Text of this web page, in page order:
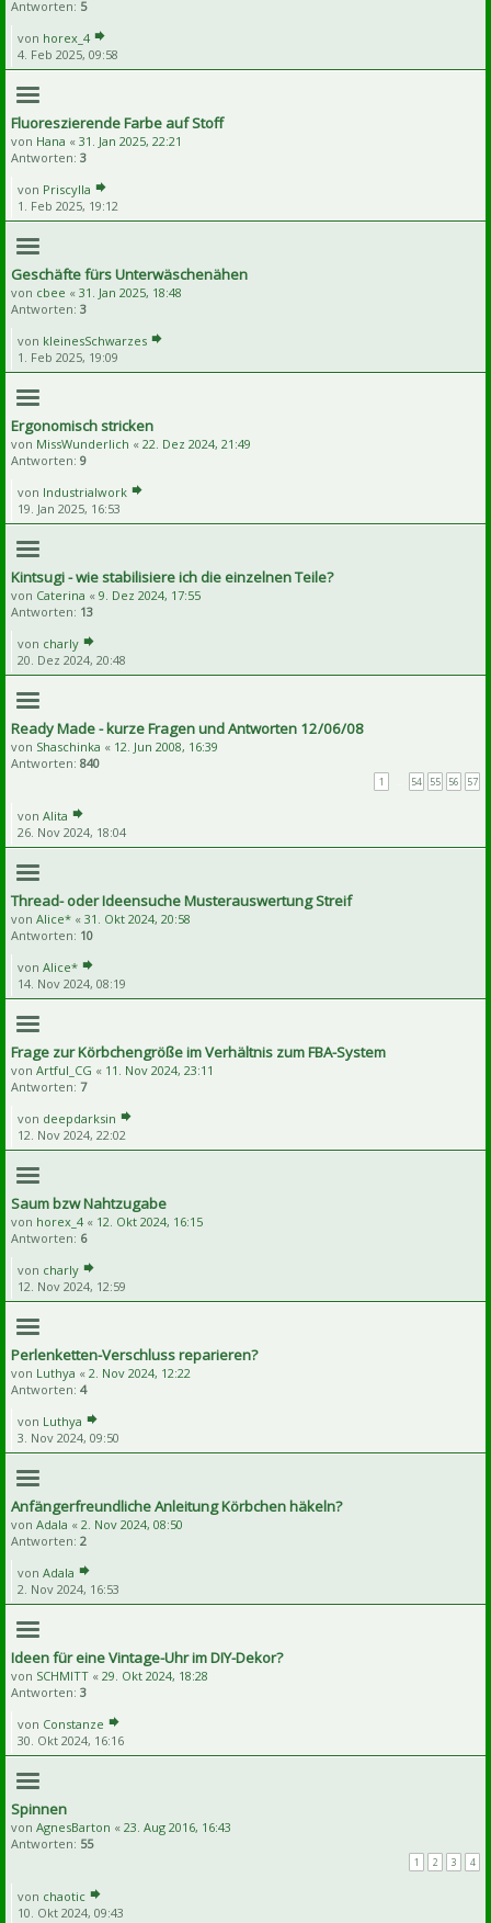
Antworten: 5
von horex_4
4. Feb 2025, 09:58
Fluoreszierende Farbe auf Stoff
von Hana « 31. Jan 2025, 22:21
Antworten: 3
von Priscylla
1. Feb 2025, 19:12
Geschäfte fürs Unterwäschenähen
von cbee « 31. Jan 2025, 18:48
Antworten: 3
von kleinesSchwarzes
1. Feb 2025, 19:09
Ergonomisch stricken
von MissWunderlich « 22. Dez 2024, 21:49
Antworten: 9
von Industrialwork
19. Jan 2025, 16:53
Kintsugi - wie stabilisiere ich die einzelnen Teile?
von Caterina « 9. Dez 2024, 17:55
Antworten: 13
von charly
20. Dez 2024, 20:48
Ready Made - kurze Fragen und Antworten 12/06/08
von Shaschinka « 12. Jun 2008, 16:39
Antworten: 840
1 54 55 56 57
von Alita
26. Nov 2024, 18:04
Thread- oder Ideensuche Musterauswertung Streif
von Alice* « 31. Okt 2024, 20:58
Antworten: 10
von Alice*
14. Nov 2024, 08:19
Frage zur Körbchengröße im Verhältnis zum FBA-System
von Artful_CG « 11. Nov 2024, 23:11
Antworten: 7
von deepdarksin
12. Nov 2024, 22:02
Saum bzw Nahtzugabe
von horex_4 « 12. Okt 2024, 16:15
Antworten: 6
von charly
12. Nov 2024, 12:59
Perlenketten-Verschluss reparieren?
von Luthya « 2. Nov 2024, 12:22
Antworten: 4
von Luthya
3. Nov 2024, 09:50
Anfängerfreundliche Anleitung Körbchen häkeln?
von Adala « 2. Nov 2024, 08:50
Antworten: 2
von Adala
2. Nov 2024, 16:53
Ideen für eine Vintage-Uhr im DIY-Dekor?
von SCHMITT « 29. Okt 2024, 18:28
Antworten: 3
von Constanze
30. Okt 2024, 16:16
Spinnen
von AgnesBarton « 23. Aug 2016, 16:43
Antworten: 55
1 2 3 4
von chaotic
10. Okt 2024, 09:43